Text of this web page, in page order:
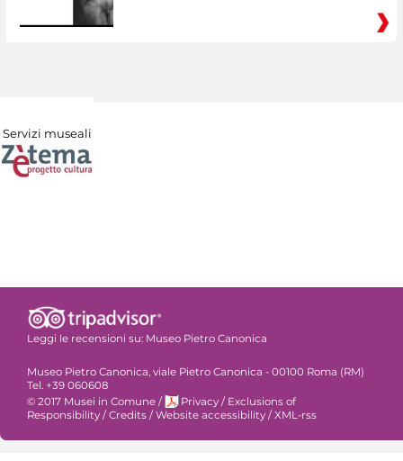
Servizi museali
Leggi le recensioni su: Museo Pietro Canonica
Museo Pietro Canonica, viale Pietro Canonica - 00100 Roma (RM)
Tel. +39 060608
© 2017 Musei in Comune / Privacy / Exclusions of
Responsibility /Credits /Website accessibility /XML-rss